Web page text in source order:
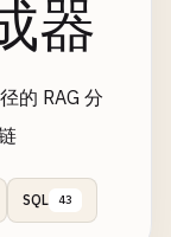
器
的 RAG 分
SQL 43